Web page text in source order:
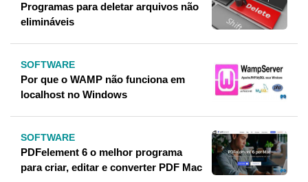
Programas para deletar arquivos não
elimináveis
SOFTWARE
Por que o WAMP não funciona em
localhost no Windows
SOFTWARE
PDFelement 6 o melhor programa
para criar, editar e converter PDF Mac